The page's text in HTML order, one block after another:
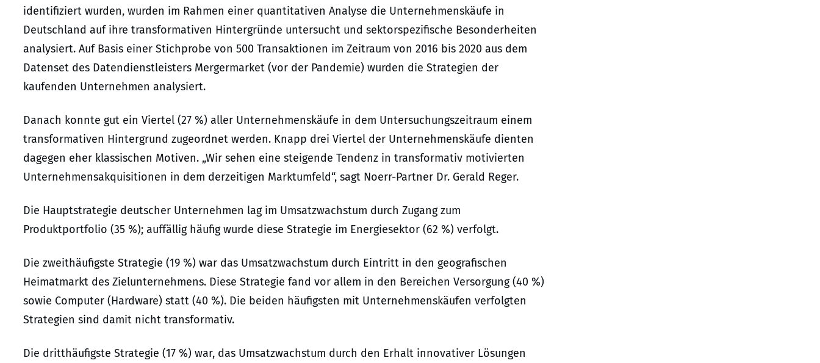
identifiziert wurden, wurden im Rahmen einer quantitativen Analyse die Unternehmenskäufe in
Deutschland auf ihre transformativen Hintergründe untersucht und sektorspezifische Besonderheiten
analysiert. Auf Basis einer Stichprobe von 500 Transaktionen im Zeitraum von 2016 bis 2020 aus dem
Datenset des Datendienstleisters Mergermarket (vor der Pandemie) wurden die Strategien der
kaufenden Unternehmen analysiert.
Danach konnte gut ein Viertel (27 %) aller Unternehmenskäufe in dem Untersuchungszeitraum einem
transformativen Hintergrund zugeordnet werden. Knapp drei Viertel der Unternehmenskäufe dienten
dagegen eher klassischen Motiven. „Wir sehen eine steigende Tendenz in transformativ motivierten
Unternehmensakquisitionen in dem derzeitigen Marktumfeld“, sagt Noerr-Partner Dr. Gerald Reger.
Die Hauptstrategie deutscher Unternehmen lag im Umsatzwachstum durch Zugang zum
Produktportfolio (35 %); auffällig häufig wurde diese Strategie im Energiesektor (62 %) verfolgt.
Die zweithäufigste Strategie (19 %) war das Umsatzwachstum durch Eintritt in den geografischen
Heimatmarkt des Zielunternehmens. Diese Strategie fand vor allem in den Bereichen Versorgung (40 %)
sowie Computer (Hardware) statt (40 %). Die beiden häufigsten mit Unternehmenskäufen verfolgten
Strategien sind damit nicht transformativ.
Die dritthäufigste Strategie (17 %) war, das Umsatzwachstum durch den Erhalt innovativer Lösungen